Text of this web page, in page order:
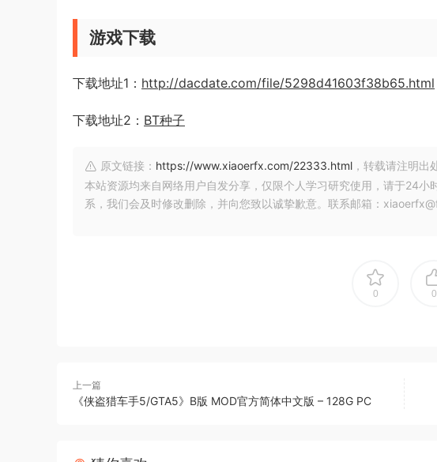
游戏下载
下载地址1： http://dacdate.com/file/5298d41603f38b65.html
下载地址2： BT种子
原文链接： https://www.xiaoerfx.com/22333.html ，转载请注明出
本站资源均来自网络用户自发分享，仅限个人学习研究使用，请于24
系，我们会及时修改删除，并向您致以诚挚歉意。联系邮箱：
0 0
上一篇
《侠盗猎车手5/GTA5》B版 MOD官方简体中文版 – 128G PC